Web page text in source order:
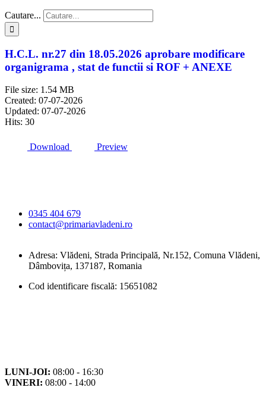
Cautare...
H.C.L. nr.27 din 18.05.2026 aprobare modificare
organigrama , stat de functii si ROF + ANEXE
File size: 1.54 MB
Created: 07-07-2026
Updated: 07-07-2026
Hits: 30
Download Preview
0345 404 679
contact@primariavladeni.ro
Adresa: Vlădeni, Strada Principală, Nr.152, Comuna Vlădeni,
Dâmbovița, 137187, Romania
Cod identificare fiscală: 15651082
LUNI-JOI: 08:00 - 16:30
VINERI: 08:00 - 14:00